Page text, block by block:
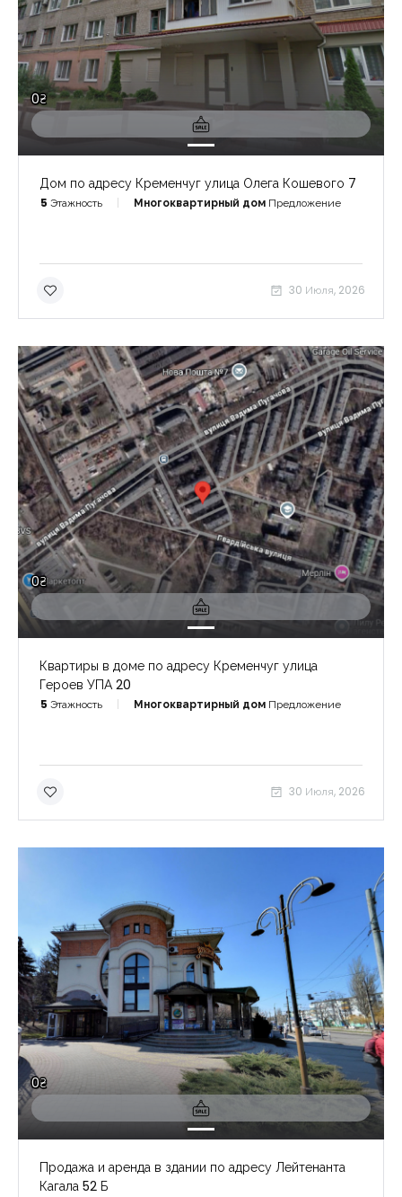
0₴
Дом по адресу Кременчуг улица Олега Кошевого 7
5 Этажность Многоквартирный дом Предложение
30 Июля, 2026
0₴
Квартиры в доме по адресу Кременчуг улица
Героев УПА 20
5 Этажность Многоквартирный дом Предложение
30 Июля, 2026
0₴
Продажа и аренда в здании по адресу Лейтенанта
Кагала 52 Б